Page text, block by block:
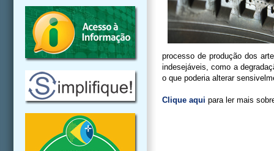
processo de produção dos
indesejáveis, como a
o que poderia alterar
Clique aqui para ler mais